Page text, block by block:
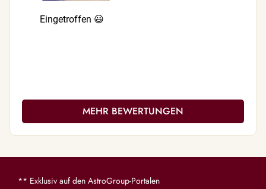
Eingetroffen 😃
Am
dir
MEHR BEWERTUNGEN
** Exklusiv auf den AstroGroup-Portalen